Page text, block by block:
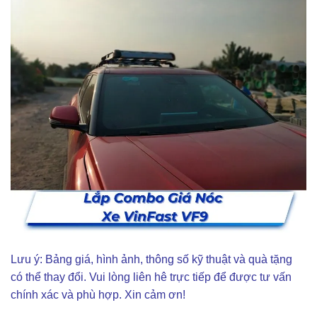
Lưu ý: Bảng giá, hình ảnh, thông số kỹ thuật và quà tặng
có thể thay đổi. Vui lòng liên hê trực tiếp để được tư vấn
chính xác và phù hợp. Xin cảm ơn!